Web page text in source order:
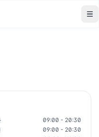
09:00 - 20:30
09:00 - 20:30